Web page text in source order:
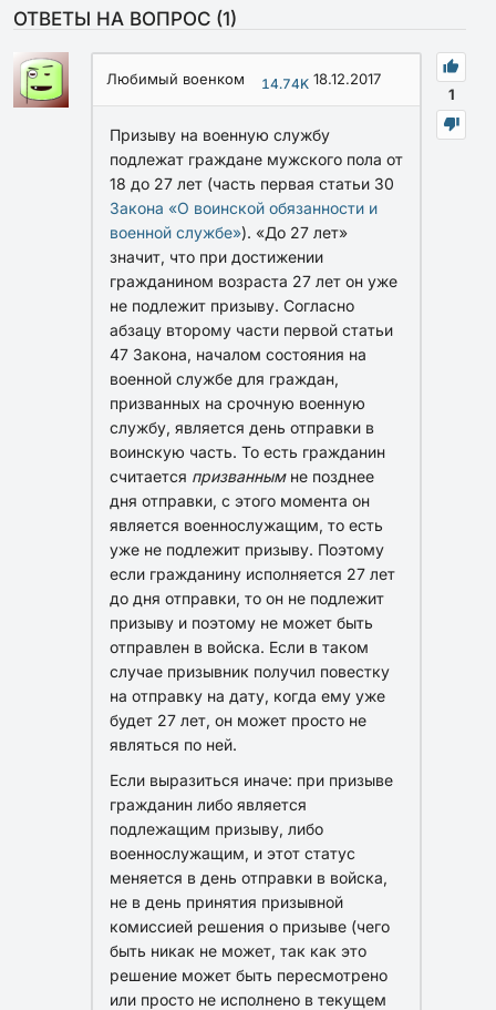
ОТВЕТЫ НА ВОПРОС (1)
1
Любимый военком 14.74K 18.12.2017
Призыву на военную службу
подлежат граждане мужского пола от
18 до 27 лет (часть первая статьи 30
Закона «О воинской обязанности и
военной службе»). «До 27 лет»
значит, что при достижении
гражданином возраста 27 лет он уже
не подлежит призыву. Согласно
абзацу второму части первой статьи
47 Закона, началом состояния на
военной службе для граждан,
призванных на срочную военную
службу, является день отправки в
воинскую часть. То есть гражданин
считается призваннымне позднее
дня отправки, с этого момента он
является военнослужащим, то есть
уже не подлежит призыву. Поэтому
если гражданину исполняется 27 лет
до дня отправки, то он не подлежит
призыву и поэтому не может быть
отправлен в войска. Если в таком
случае призывник получил повестку
на отправку на дату, когда ему уже
будет 27 лет, он может просто не
являться по ней.
Если выразиться иначе: при призыве
гражданин либо является
подлежащим призыву, либо
военнослужащим, и этот статус
меняется в день отправки в войска,
не в день принятия призывной
комиссией решения о призыве (чего
быть никак не может, так как это
решение может быть пересмотрено
или просто не исполнено в текущем